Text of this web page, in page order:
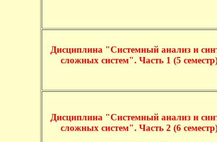
Дисциплина "Системный анализ и
сложных систем". Часть 1 (5
Дисциплина "Системный анализ и
сложных систем". Часть 2 (6